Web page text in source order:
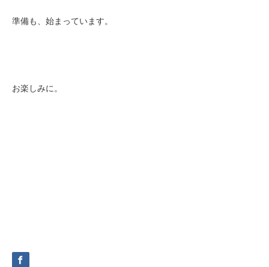
準備も、始まっています。
お楽しみに。